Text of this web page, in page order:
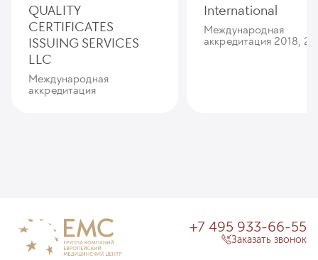
QUALITY
CERTIFICATES
ISSUING SERVICES
LLC
Международная
аккредитация
International
Международная
аккредитация 2018,
+7 495 933-66-55
Заказать звонок